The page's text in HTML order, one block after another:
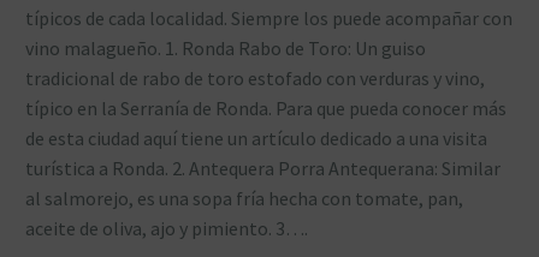
típicos de cada localidad. Siempre los puede acompañar con
vino malagueño. 1. Ronda Rabo de Toro: Un guiso
tradicional de rabo de toro estofado con verduras y vino,
típico en la Serranía de Ronda. Para que pueda conocer más
de esta ciudad aquí tiene un artículo dedicado a una visita
turística a Ronda. 2. Antequera Porra Antequerana: Similar
al salmorejo, es una sopa fría hecha con tomate, pan,
aceite de oliva, ajo y pimiento. 3….